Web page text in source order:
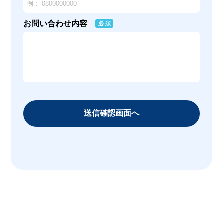
お問い合わせ内容 必 須